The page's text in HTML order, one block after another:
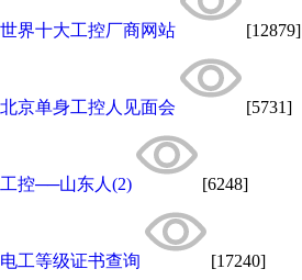
世界十大工控厂商网站 [12879]
北京单身工控人见面会 [5731]
工控──山东人(2) [6248]
电工等级证书查询 [17240]